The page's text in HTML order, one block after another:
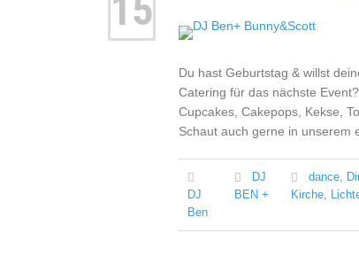
15
Du hast Geburtstag & willst
Catering für das nächste
Cupcakes, Cakepops, Kekse,
Schaut auch gerne in unserem
DJ
Ben
DJ
BEN +
dance,
Kirche,